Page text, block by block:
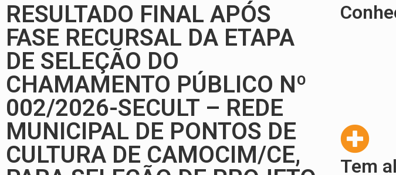
RESULTADO FINAL APÓS
FASE RECURSAL DA ETAPA
DE SELEÇÃO DO
CHAMAMENTO PÚBLICO Nº
002/2026-SECULT – REDE
MUNICIPAL DE PONTOS DE
CULTURA DE CAMOCIM/CE,
Tem